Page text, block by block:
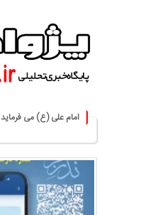
امام علی (ع) می فرماید